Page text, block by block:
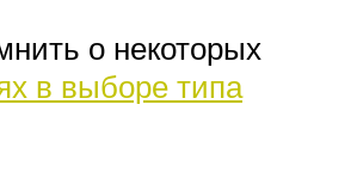
о некоторых
в выборе типа